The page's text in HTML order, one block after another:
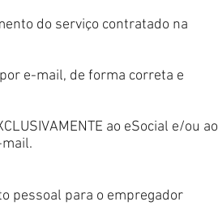
do serviço contratado na
e-mail, de forma correta e
ao eSocial e/ou ao
pessoal para o empregador